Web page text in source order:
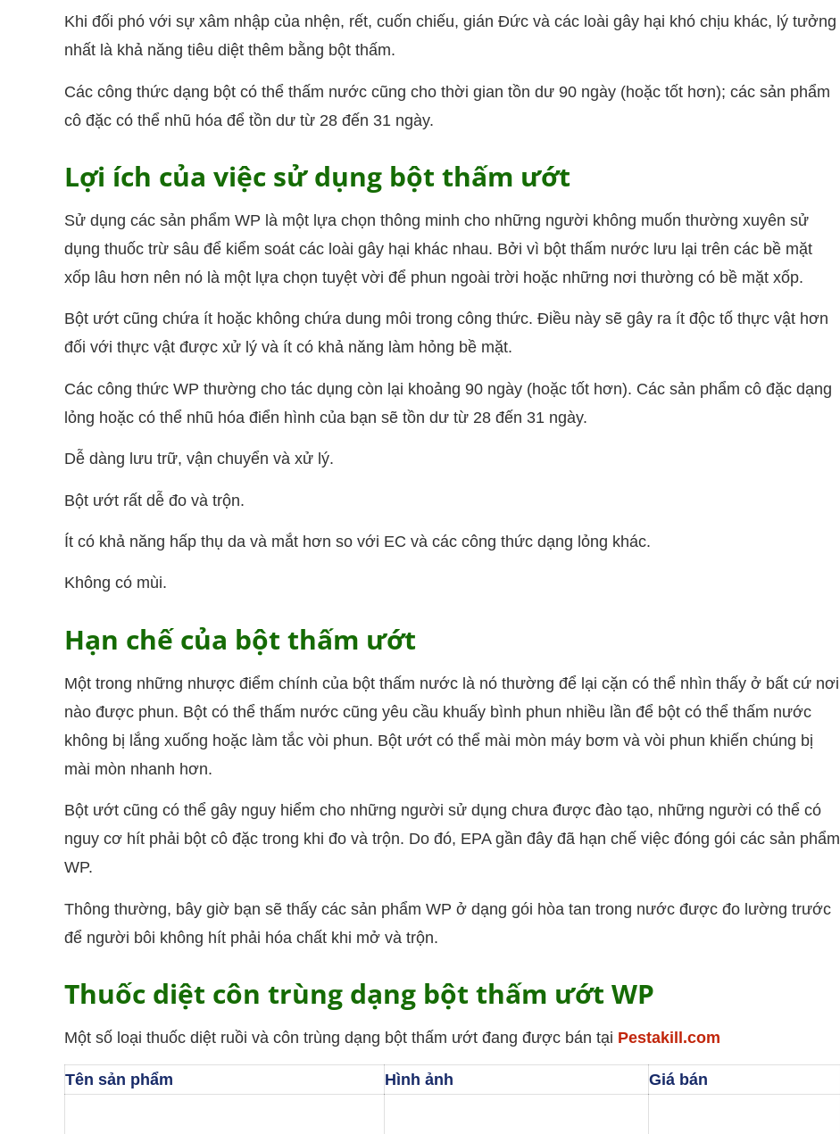
Khi đối phó với sự xâm nhập của nhện, rết, cuốn chiếu, gián Đức và các loài gây hại khó chịu khác, lý tưởng
nhất là khả năng tiêu diệt thêm bằng bột thấm.
Các công thức dạng bột có thể thấm nước cũng cho thời gian tồn dư 90 ngày (hoặc tốt hơn); các sản phẩm
cô đặc có thể nhũ hóa để tồn dư từ 28 đến 31 ngày.
Lợi ích của việc sử dụng bột thấm ướt
Sử dụng các sản phẩm WP là một lựa chọn thông minh cho những người không muốn thường xuyên sử
dụng thuốc trừ sâu để kiểm soát các loài gây hại khác nhau. Bởi vì bột thấm nước lưu lại trên các bề mặt
xốp lâu hơn nên nó là một lựa chọn tuyệt vời để phun ngoài trời hoặc những nơi thường có bề mặt xốp.
Bột ướt cũng chứa ít hoặc không chứa dung môi trong công thức. Điều này sẽ gây ra ít độc tố thực vật hơn
đối với thực vật được xử lý và ít có khả năng làm hỏng bề mặt.
Các công thức WP thường cho tác dụng còn lại khoảng 90 ngày (hoặc tốt hơn). Các sản phẩm cô đặc dạng
lỏng hoặc có thể nhũ hóa điển hình của bạn sẽ tồn dư từ 28 đến 31 ngày.
Dễ dàng lưu trữ, vận chuyển và xử lý.
Bột ướt rất dễ đo và trộn.
Ít có khả năng hấp thụ da và mắt hơn so với EC và các công thức dạng lỏng khác.
Không có mùi.
Hạn chế của bột thấm ướt
Một trong những nhược điểm chính của bột thấm nước là nó thường để lại cặn có thể nhìn thấy ở bất cứ nơi
nào được phun. Bột có thể thấm nước cũng yêu cầu khuấy bình phun nhiều lần để bột có thể thấm nước
không bị lắng xuống hoặc làm tắc vòi phun. Bột ướt có thể mài mòn máy bơm và vòi phun khiến chúng bị
mài mòn nhanh hơn.
Bột ướt cũng có thể gây nguy hiểm cho những người sử dụng chưa được đào tạo, những người có thể có
nguy cơ hít phải bột cô đặc trong khi đo và trộn. Do đó, EPA gần đây đã hạn chế việc đóng gói các sản phẩm
WP.
Thông thường, bây giờ bạn sẽ thấy các sản phẩm WP ở dạng gói hòa tan trong nước được đo lường trước
để người bôi không hít phải hóa chất khi mở và trộn.
Thuốc diệt côn trùng dạng bột thấm ướt WP
Một số loại thuốc diệt ruồi và côn trùng dạng bột thấm ướt đang được bán tại Pestakill.com
Tên sản phẩm Hình ảnh Giá bán